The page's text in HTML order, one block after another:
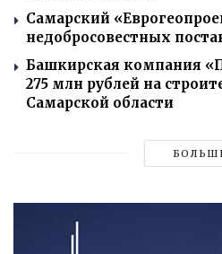
Самарский
недобросовестных
Башкирская компания
275 млн рублей на
Самарской области